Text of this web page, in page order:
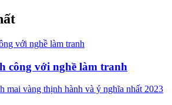
công với nghề làm tranh